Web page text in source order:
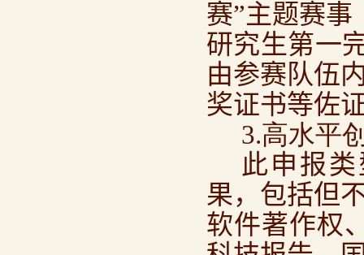
赛”主题赛事
研究生第一
由参赛队伍
奖证书等佐
3.高水平
此申报
果，包括但
软件著作权